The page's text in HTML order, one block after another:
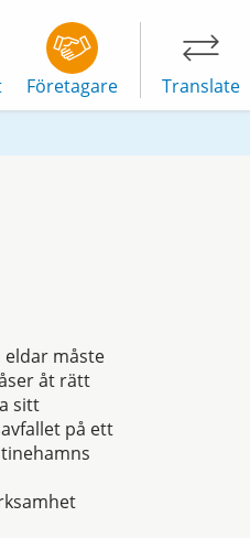
Företagare Translate
måste
åt rätt
sitt
på ett